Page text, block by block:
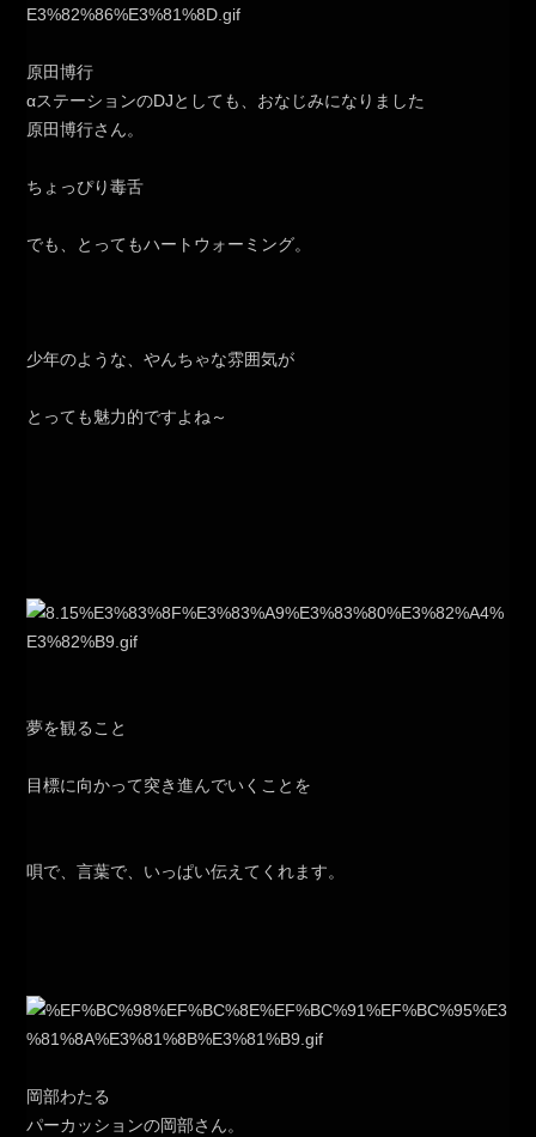
原田博行
αステーションのDJとしても、おなじみになりました
原田博行さん。
ちょっぴり毒舌
でも、とってもハートウォーミング。
少年のような、やんちゃな雰囲気が
とっても魅力的ですよね～
夢を観ること
目標に向かって突き進んでいくことを
唄で、言葉で、いっぱい伝えてくれます。
岡部わたる
パーカッションの岡部さん。